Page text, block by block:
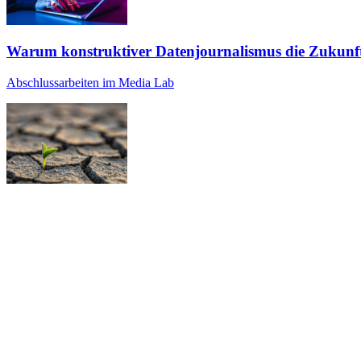
Warum konstruktiver Datenjournalismus die
Abschlussarbeiten im Media Lab